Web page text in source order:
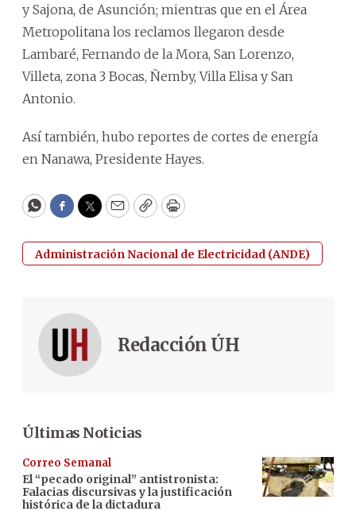
y Sajona, de Asunción; mientras que en el Área
Metropolitana los reclamos llegaron desde
Lambaré, Fernando de la Mora, San Lorenzo,
Villeta, zona 3 Bocas, Ñemby, Villa Elisa y San
Antonio.
Así también, hubo reportes de cortes de energía
en Nanawa, Presidente Hayes.
WhatsApp
Facebook
Twitter
EmailCopyPrint
Administración Nacional de Electricidad (ANDE)
Redacción ÚH
Últimas Noticias
Correo Semanal
El “pecado original” antistronista:
Falacias discursivas y la justificación
histórica de la dictadura